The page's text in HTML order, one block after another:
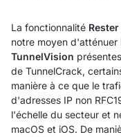
La fonctionnalité
notre moyen d'atténuer
TunnelVision
de TunnelCrack,
manière à ce que le
d'adresses IP non
l'échelle du secteur et
macOS et iOS. De